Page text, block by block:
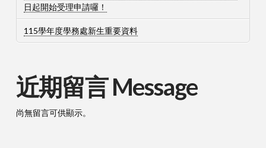
日起開始受理申請囉！
115學年度學務處新生重要資料
近期留言 Message
尚無留言可供顯示。